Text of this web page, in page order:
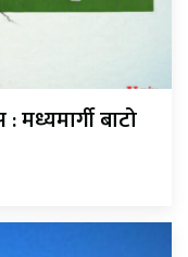
बाटो